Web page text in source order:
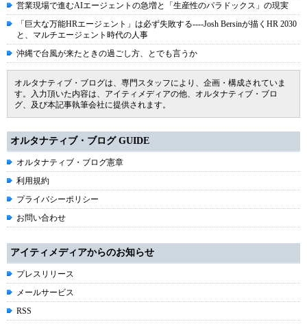
営業現場で進むAIエージェントの急増と「生産性のパラドックス」の現実
「巨大な万能HRエージェント」は必ず失敗する----Josh Bersinが描くHR 2030
と、マルチエージェント時代の人事
沖縄で台風が来たときの過ごし方、とでも言うか
オルタナティブ・ブログは、専門スタッフにより、企画・構成されていま
す。入力頂いた内容は、アイティメディアの他、オルタナティブ・ブロ
グ、及び本記事執筆会社に提供されます。
オルタナティブ・ブログ GUIDE
オルタナティブ・ブログ憲章
利用規約
プライバシーポリシー
お問い合わせ
アイティメディアからのお知らせ
プレスリリース
メールサービス
RSS